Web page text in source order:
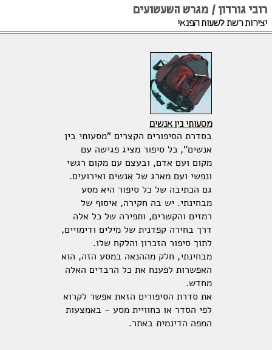
רובי גורדון / מגרש השעשועים
יצירות רשת לשעות הפנאי
מסעותי בין אנשים
בסדרת הסיפורים הקצרים "מסעותי בין
אנשים", כל סיפור מציג פגישה עם
מקום ועם אדם, ובעצם עם מקום רגשי
ונפשי ועם מארג של אנשים ואירועים.
גם הכתיבה של כל סיפור היא מסע
מבחינתי. יש בה חקירה, איסוף של
רמזים והקשרים, ותפירה של כל אלה
דרך בחירה קפדנית של מילים ודימויים,
לתוך סיפור הזכרון והלקח שלו.
מבחינתי, חלק מההנאה במסע הזה, הוא
האפשרות לפענח את כל הרבדים האלה
מחדש.
את סדרת הסיפורים הזאת אפשר לקרוא
לפי הסדר או כחוויית מסע - באמצעות
המפה הדינמית באתר.